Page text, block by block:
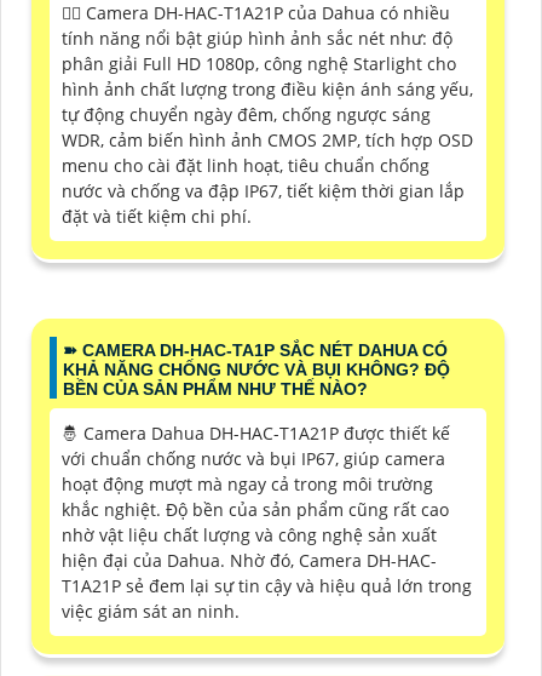
❤️‍💋‍ Camera DH-HAC-T1A21P của Dahua có nhiều
tính năng nổi bật giúp hình ảnh sắc nét như: độ
phân giải Full HD 1080p, công nghệ Starlight cho
hình ảnh chất lượng trong điều kiện ánh sáng yếu,
tự động chuyển ngày đêm, chống ngược sáng
WDR, cảm biến hình ảnh CMOS 2MP, tích hợp OSD
menu cho cài đặt linh hoạt, tiêu chuẩn chống
nước và chống va đập IP67, tiết kiệm thời gian lắp
đặt và tiết kiệm chi phí.
➽ CAMERA DH-HAC-TA1P SẮC NÉT DAHUA CÓ
KHẢ NĂNG CHỐNG NƯỚC VÀ BỤI KHÔNG? ĐỘ
BỀN CỦA SẢN PHẨM NHƯ THẾ NÀO?
🤴 Camera Dahua DH-HAC-T1A21P được thiết kế
với chuẩn chống nước và bụi IP67, giúp camera
hoạt động mượt mà ngay cả trong môi trường
khắc nghiệt. Độ bền của sản phẩm cũng rất cao
nhờ vật liệu chất lượng và công nghệ sản xuất
hiện đại của Dahua. Nhờ đó, Camera DH-HAC-
T1A21P sẻ đem lại sự tin cậy và hiệu quả lớn trong
việc giám sát an ninh.